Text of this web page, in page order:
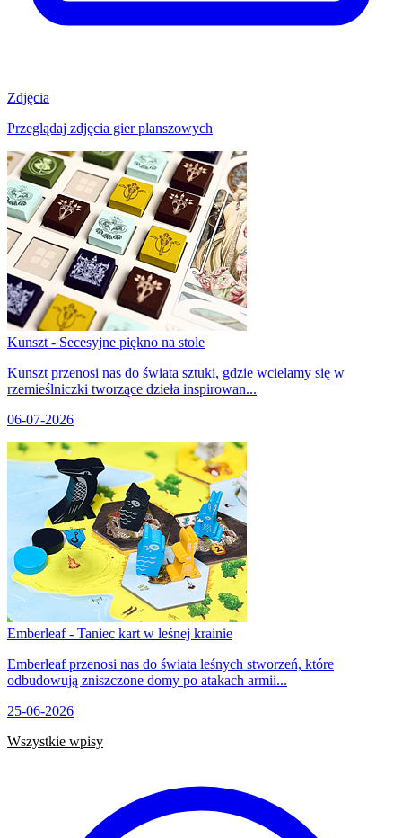
Zdjęcia
Przeglądaj zdjęcia gier planszowych
Kunszt - Secesyjne piękno na stole
Kunszt przenosi nas do świata sztuki, gdzie wcielamy się w
rzemieślniczki tworzące dzieła inspirowan...
06-07-2026
Emberleaf - Taniec kart w leśnej krainie
Emberleaf przenosi nas do świata leśnych stworzeń, które
odbudowują zniszczone domy po atakach armii...
25-06-2026
Wszystkie wpisy